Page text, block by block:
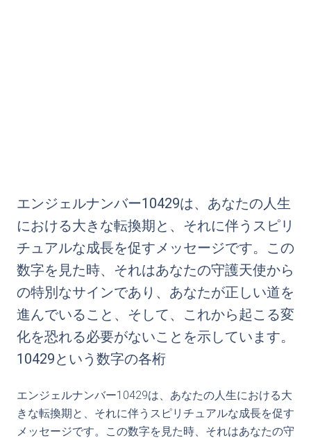
エンジェルナンバー10429は、あなたの人生
における大きな転換期と、それに伴うスピリ
チュアルな成長を促すメッセージです。この
数字を見た時、それはあなたの守護天使から
の特別なサインであり、あなたが正しい道を
進んでいること、そして、これから起こる変
化を恐れる必要がないことを示しています。
10429という数字の各桁
エンジェルナンバー10429は、あなたの人生における大
きな転換期と、それに伴うスピリチュアルな成長を促す
メッセージです。この数字を見た時、それはあなたの守